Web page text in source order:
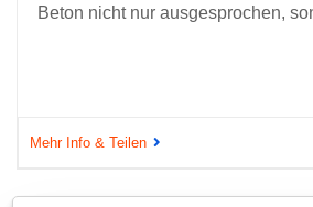
auch gelebt.
Die